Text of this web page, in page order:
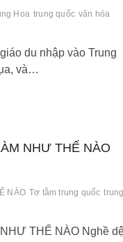
Hoa trung quốc văn hóa
du nhập vào Trung
và…
NHƯ THẾ NÀO
NÀO Tơ tằm trung quốc trung
THẾ NÀO Nghề